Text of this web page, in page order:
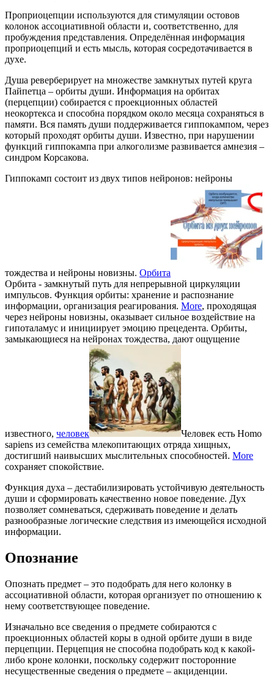
Проприоцепции используются для стимуляции остовов
колонок ассоциативной области и, соответственно, для
пробуждения представления. Определённая информация
проприоцепций и есть мысль, которая сосредотачивается в
духе.
Душа реверберирует на множестве замкнутых путей круга
Пайпетца – орбиты души. Информация на орбитах
(перцепции) собирается с проекционных областей
неокортекса и способна порядком около месяца сохраняться в
памяти. Вся память души поддерживается гиппокампом, через
который проходят орбиты души. Известно, при нарушении
функций гиппокампа при алкоголизме развивается амнезия –
синдром Корсакова.
Гиппокамп состоит из двух типов нейронов: нейроны
тождества и нейроны новизны. Орбита
Орбита - замкнутый путь для непрерывной циркуляции
импульсов. Функция орбиты: хранение и распознание
информации, организация реагирования. More, проходящая
через нейроны новизны, оказывает сильное воздействие на
гипоталамус и инициирует эмоцию прецедента. Орбиты,
замыкающиеся на нейронах тождества, дают ощущение
известного, человек
Человек есть Homo
sapiens из семейства млекопитающих отряда хищных,
достигший наивысших мыслительных способностей. More
сохраняет спокойствие.
Функция духа – дестабилизировать устойчивую деятельность
души и сформировать качественно новое поведение. Дух
позволяет сомневаться, сдерживать поведение и делать
разнообразные логические следствия из имеющейся исходной
информации.
Опознание
Опознать предмет – это подобрать для него колонку в
ассоциативной области, которая организует по отношению к
нему соответствующее поведение.
Изначально все сведения о предмете собираются с
проекционных областей коры в одной орбите души в виде
перцепции. Перцепция не способна подобрать код к какой-
либо кроне колонки, поскольку содержит посторонние
несущественные сведения о предмете – акциденции.